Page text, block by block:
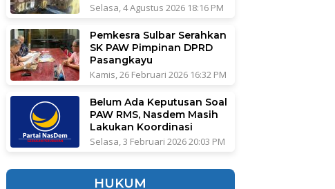
Selasa, 4 Agustus 2026 18:16 PM
Pemkesra Sulbar Serahkan
SK PAW Pimpinan DPRD
Pasangkayu
Kamis, 26 Februari 2026 16:32 PM
Belum Ada Keputusan Soal
PAW RMS, Nasdem Masih
Lakukan Koordinasi
Selasa, 3 Februari 2026 20:03 PM
HUKUM